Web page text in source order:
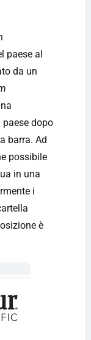
paese al
da un
dopo
barra. Ad
possibile
in una
i
è